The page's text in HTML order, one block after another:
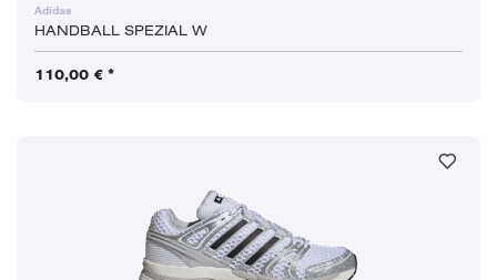
Adidas
HANDBALL SPEZIAL W
110,00 € *